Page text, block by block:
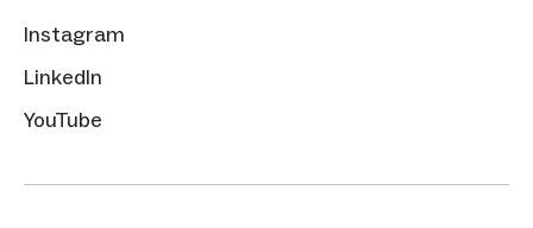
Instagram
LinkedIn
YouTube